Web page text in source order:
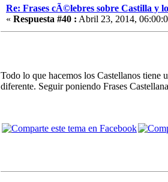
Re: Frases cÃ©lebres sobre Castilla y
« Respuesta #40 : Abril 23, 2014,
Todo lo que hacemos los Castellanos tiene
diferente. Seguir poniendo Frases